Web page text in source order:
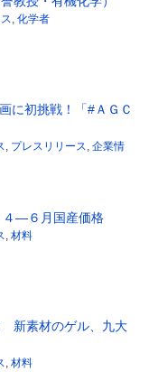
, 化学者
に初挑戦！「#ＡＧＣ
, プレスリリース, 企業情
４―６月国産価格
, 材料
新素材のゲル、九大
, 材料